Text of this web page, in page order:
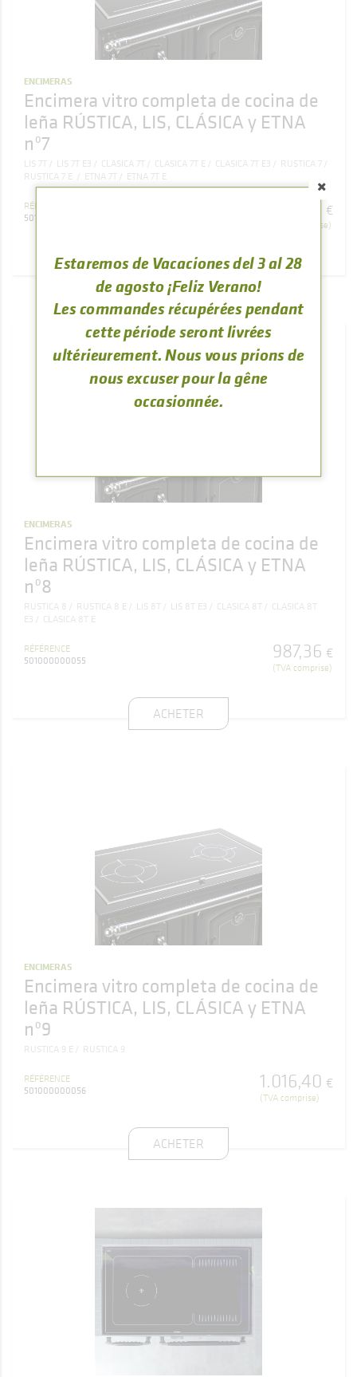
ENCIMERAS
Encimera vitro completa de cocina de
leña RÚSTICA, LIS, CLÁSICA y ETNA
nº7
LIS 7T LIS 7T E3 CLASICA 7T CLASICA 7T E CLASICA 7T E3
RUSTICA 7
RUSTICA 7 E
ETNA 7T ETNA 7T E
RÉFÉRENCE
501000000054
61 €
(TVA comprise)
ACHETER
ENCIMERAS
Encimera vitro completa de cocina de
leña RÚSTICA, LIS, CLÁSICA y ETNA
nº8
RUSTICA 8 RUSTICA 8 E LIS 8T LIS 8T E3 CLASICA 8T
CLASICA 8T
E3
CLASICA 8T E
RÉFÉRENCE
501000000055
987,36 €
(TVA comprise)
ACHETER
ENCIMERAS
Encimera vitro completa de cocina de
leña RÚSTICA, LIS, CLÁSICA y ETNA
nº9
RUSTICA 9 E RUSTICA 9
RÉFÉRENCE
501000000056
1.016,40 €
(TVA comprise)
ACHETER
Estaremos de Vacaciones del 3 al 28
de agosto ¡Feliz Verano!
Les commandes récupérées pendant
cette période seront livrées
ultérieurement. Nous vous prions de
nous excuser pour la gêne
occasionnée.